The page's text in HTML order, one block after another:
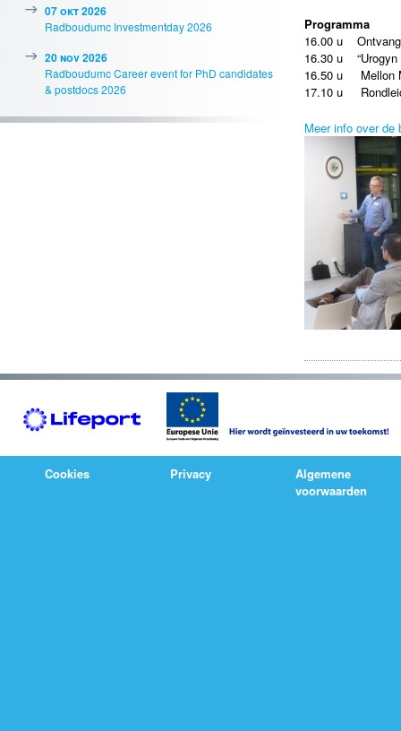
Programma
16.00 u
16.30 u “Urogyn
16.50 u Mellon
17.10 u
Meer info over
07 okt 2026
Radboudumc Investmentday 2026
20 nov 2026
Radboudumc Career event for PhD candidates
& postdocs 2026
Cookies Privacy
Algemene
voorwaarden